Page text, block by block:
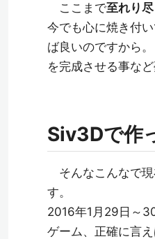
ここまで至れり
今でも心に焼き付
ば良いのですから
を完成させる事な
Siv3Dで作
そんなこんなで現
す。
2016年1月29日～
ゲーム、正確に言